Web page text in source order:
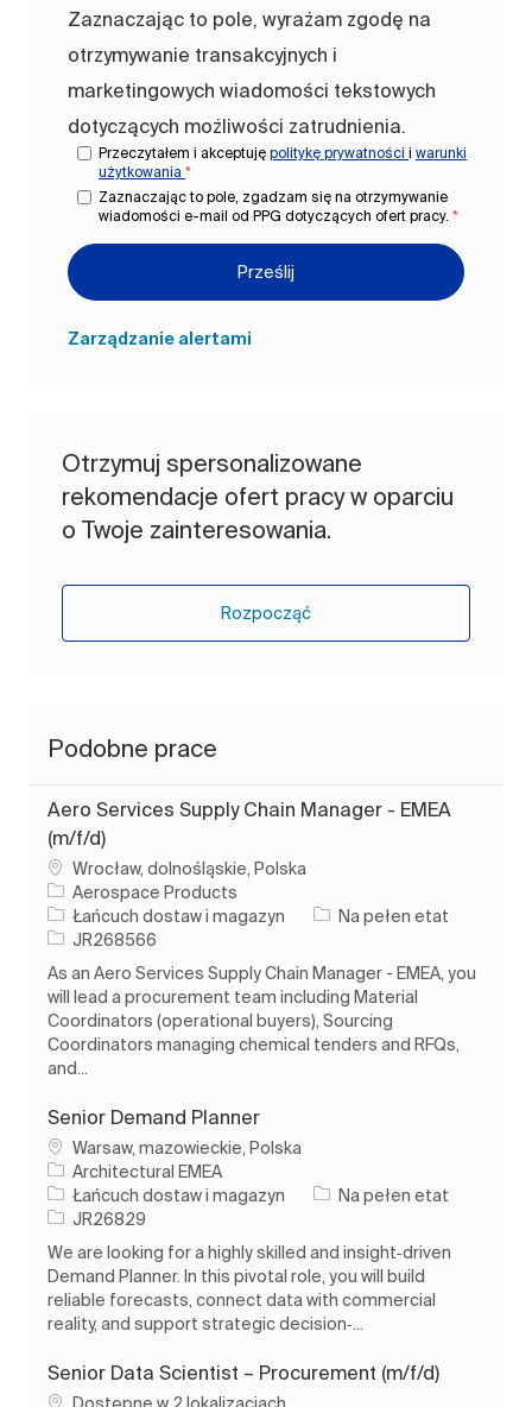
Zaznaczając to pole, wyrażam zgodę na
otrzymywanie transakcyjnych i
marketingowych wiadomości tekstowych
dotyczących możliwości zatrudnienia.
Przeczytałem i akceptuję politykę prywatności i warunki
użytkowania *
Zaznaczając to pole, zgadzam się na otrzymywanie
wiadomości e-mail od PPG dotyczących ofert pracy. *
Prześlij
Zarządzanie alertami
Otrzymuj spersonalizowane
rekomendacje ofert pracy w oparciu
o Twoje zainteresowania.
Rozpocząć
Podobne prace
Aero Services Supply Chain Manager - EMEA
(m/f/d)
Lokalizacja
Wrocław, dolnośląskie, Polska
Aerospace Products
Kategoria
Łańcuch dostaw i magazyn Rodzaj pracy
Na pełen etat
Identyfikator zadania
JR268566
As an Aero Services Supply Chain Manager - EMEA, you
will lead a procurement team including Material
Coordinators (operational buyers), Sourcing
Coordinators managing chemical tenders and RFQs,
and...
Senior Demand Planner
Lokalizacja
Warsaw, mazowieckie, Polska
Architectural EMEA
Kategoria
Łańcuch dostaw i magazyn Rodzaj pracy
Na pełen etat
Identyfikator zadania
JR26829
We are looking for a highly skilled and insight‑driven
Demand Planner. In this pivotal role, you will build
reliable forecasts, connect data with commercial
reality, and support strategic decision‑...
Senior Data Scientist – Procurement (m/f/d)